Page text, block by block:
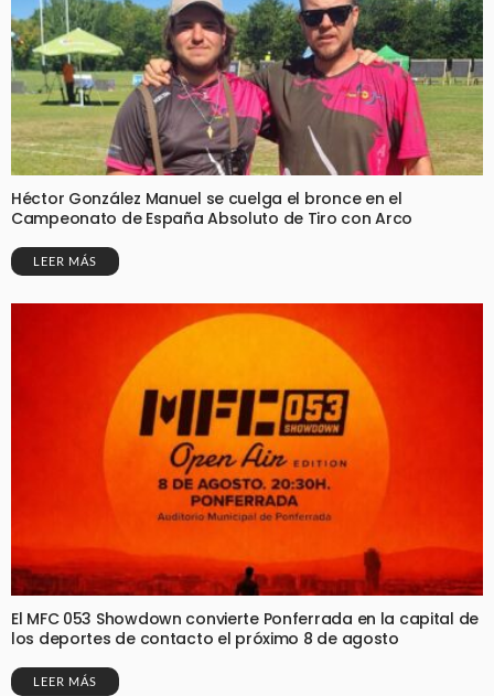
Héctor González Manuel se cuelga el bronce en el
Campeonato de España Absoluto de Tiro con Arco
LEER MÁS
El MFC 053 Showdown convierte Ponferrada en la capital de
los deportes de contacto el próximo 8 de agosto
LEER MÁS